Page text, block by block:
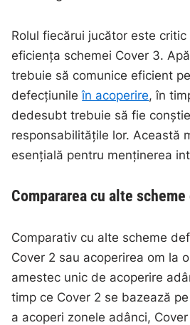
Rolul fiecărui jucător este
eficiența schemei Cover 3.
trebuie să comunice eficient
defecțiunileîn acoperire, în
dedesubt trebuie să fie
responsabilitățile lor. Această
esențială pentru menținerea
Compararea cu alte
Comparativ cu alte scheme
Cover 2 sau acoperirea om la
amestec unic de acoperire
timp ce Cover 2 se bazează
a acoperi zonele adânci,